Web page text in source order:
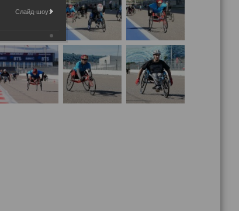
Слайд-шоу: